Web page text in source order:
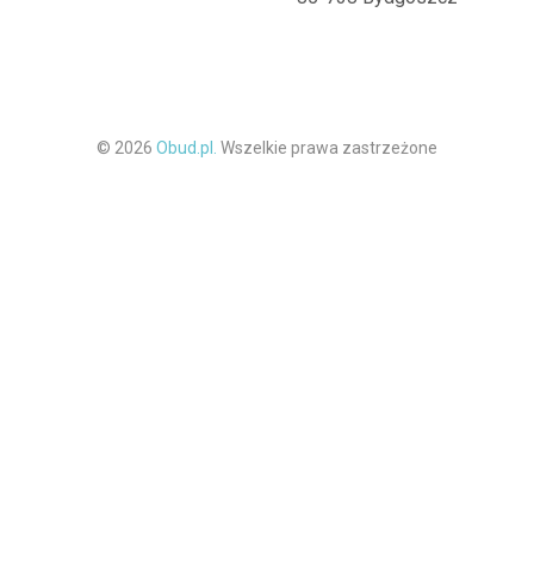
© 2026 Obud.pl. Wszelkie prawa zastrzeżone